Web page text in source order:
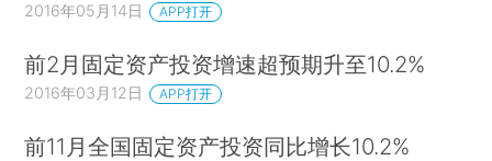
2016年05月14日 APP打开
前2月固定资产投资增速超预期升至10.2%
2016年03月12日 APP打开
前11月全国固定资产投资同比增长10.2%